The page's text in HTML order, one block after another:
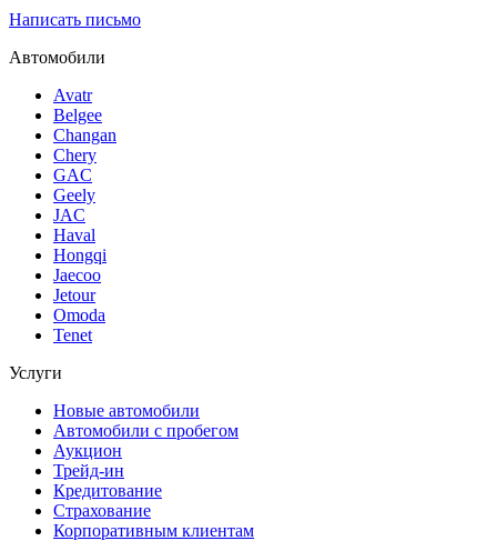
Написать письмо
Автомобили
Avatr
Belgee
Changan
Chery
GAC
Geely
JAC
Haval
Hongqi
Jaecoo
Jetour
Omoda
Tenet
Услуги
Новые автомобили
Автомобили с пробегом
Аукцион
Трейд-ин
Кредитование
Страхование
Корпоративным клиентам